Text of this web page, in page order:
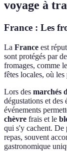
voyage à
France : Les
La France est
sont protégés par
fromages, comme le
fêtes locales, où
Lors des marchés
dégustations et des
événements
chèvre frais et le
qui s'y cachent. De
repas, souvent
gastronomique